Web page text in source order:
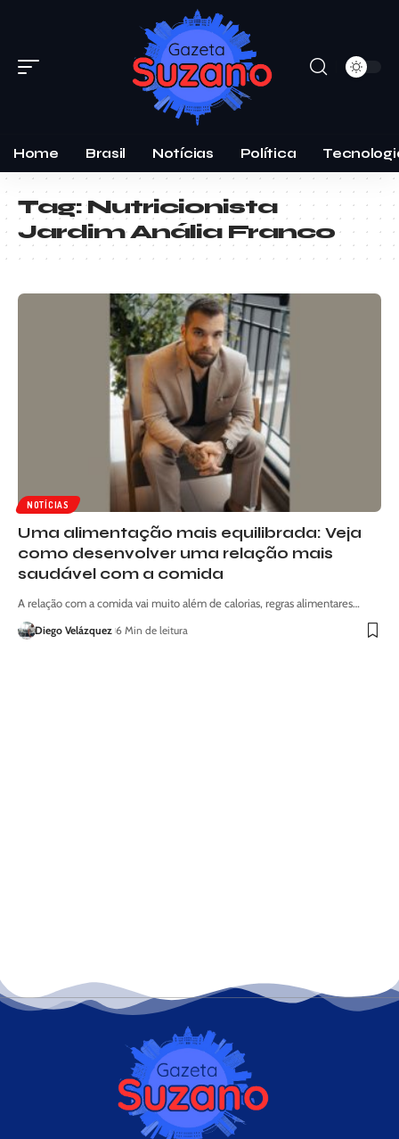
Home Brasil Notícias Política
Tag:Nutricionista
Jardim Anália Franco
NOTÍCIAS
Uma alimentação mais equilibrada: Veja
como desenvolver uma relação mais
saudável com a comida
A relação com a comida vai muito além de calorias, regras alimentares…
Diego Velázquez 6 Min de leitura